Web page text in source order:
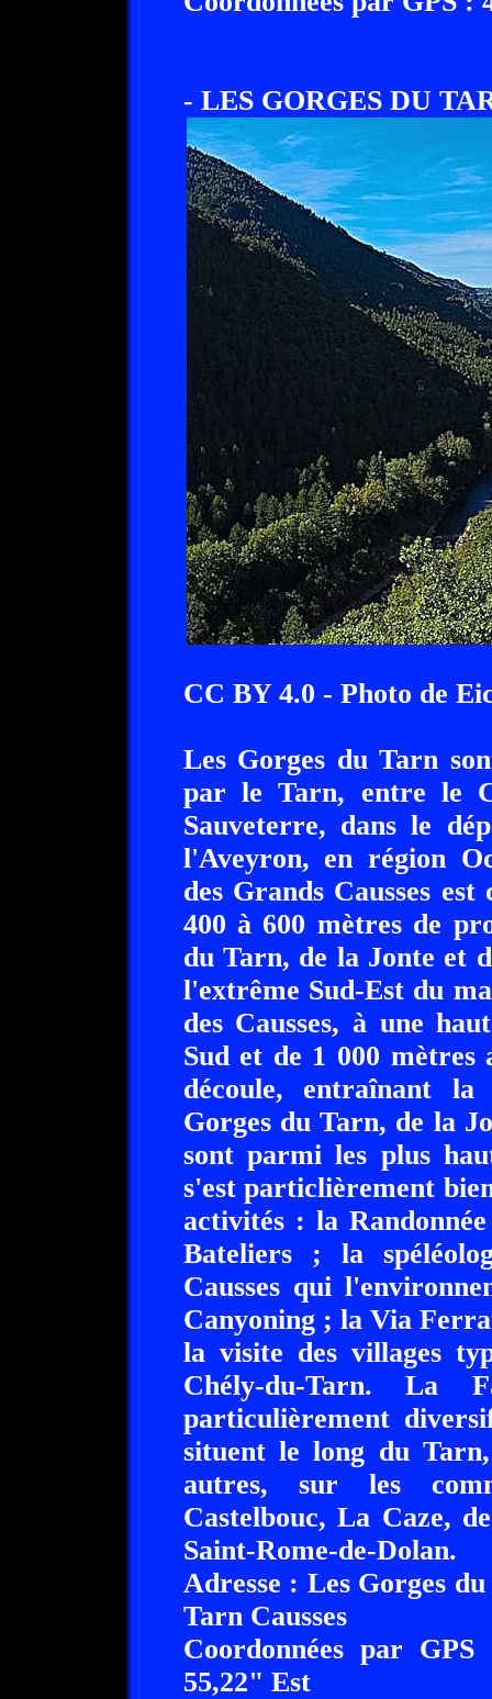
- LES GORGES DU
CC BY 4.0 - Photo de
Les Gorges du Tarn
par le Tarn, entre le
Sauveterre, dans le
l'Aveyron, en région
des Grands Causses
400 à 600 mètres de
du Tarn, de la Jonte et
l'extrême Sud-Est du
des Causses, à une
Sud et de 1 000 mètres
découle, entraînant
Gorges du Tarn, de la
sont parmi les plus
s'est particlièrement
activités : la
Bateliers ; la
Causses qui
Canyoning ; la Via
la visite des villages
Chély-du-Tarn.
particulièrement
situent le long du
autres, sur les
Castelbouc, La Caze,
Saint-Rome-de-Dolan.
Adresse : Les Gorges
Tarn Causses
Coordonnées par
55,22" Est